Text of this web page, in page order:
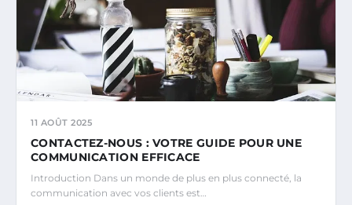
11 AOÛT 2025
CONTACTEZ-NOUS : VOTRE GUIDE POUR UNE
COMMUNICATION EFFICACE
Introduction Dans un monde de plus en plus connecté, la
communication avec vos clients est…